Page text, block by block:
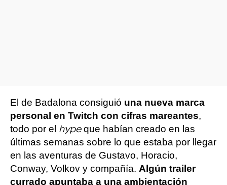
El de Badalona consiguió una nueva marca
personal en Twitch con cifras mareantes,
todo por el hypeque habían creado en las
últimas semanas sobre lo que estaba por llegar
en las aventuras de Gustavo, Horacio,
Conway, Volkov y compañía. Algún trailer
currado apuntaba a una ambientación